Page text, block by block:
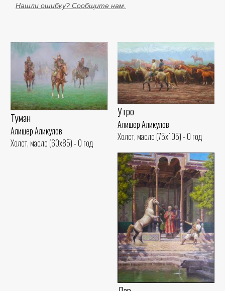
Нашли ошибку? Сообщите нам.
Туман
Алишер Аликулов
Холст, масло (60x85) - 0 год
Утро
Алишер Аликулов
Холст, масло (75x105) - 0 год